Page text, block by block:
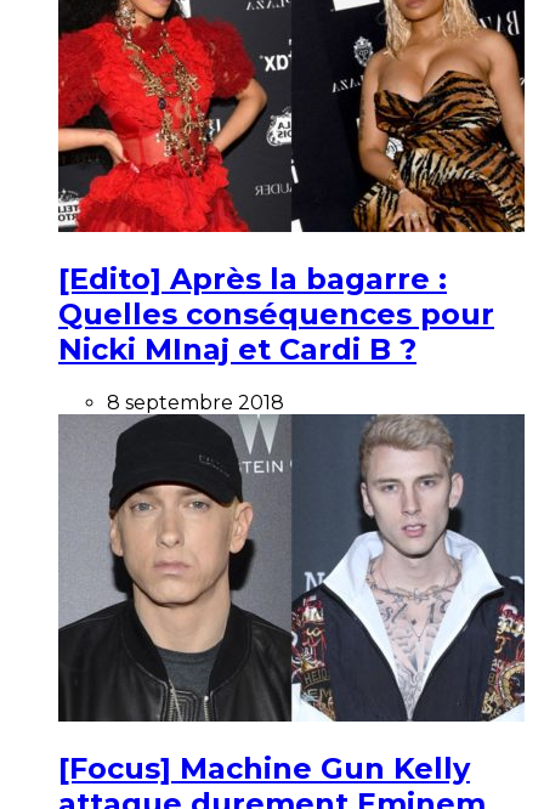
[Edito] Après la bagarre :
Quelles conséquences pour
Nicki MInaj et Cardi B ?
8 septembre 2018
[Focus] Machine Gun Kelly